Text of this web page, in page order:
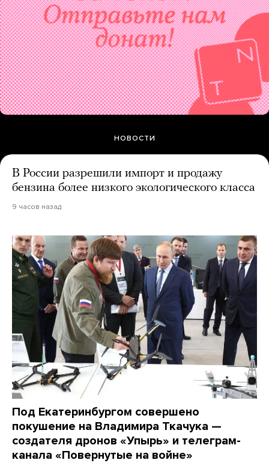
НОВОСТИ
В России разрешили импорт и продажу
бензина более низкого экологического класса
9 часов назад
Под Екатеринбургом совершено
покушение на Владимира Ткачука —
создателя дронов «Упырь» и телеграм-
канала «Повернутые на войне»